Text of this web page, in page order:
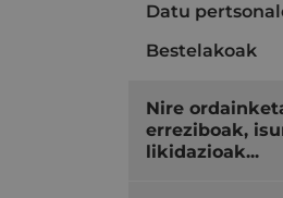
Datu
Bestelakoak
Nire
erreziboak,
likidazioak...